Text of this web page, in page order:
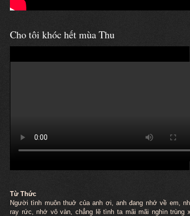
Cho tôi khóc hết mùa Thu
Từ Thức
Người tình muônthuở của anh ơi, anh đang nhớ về em,
ray rức, nhớ vô vàn, chẳng lẽ tình ta mãi mãi nghìn trùng